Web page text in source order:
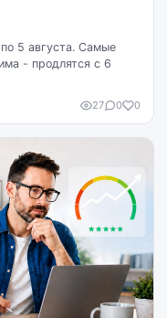
5 августа. Самые
- продлятся с 6
27 0 0